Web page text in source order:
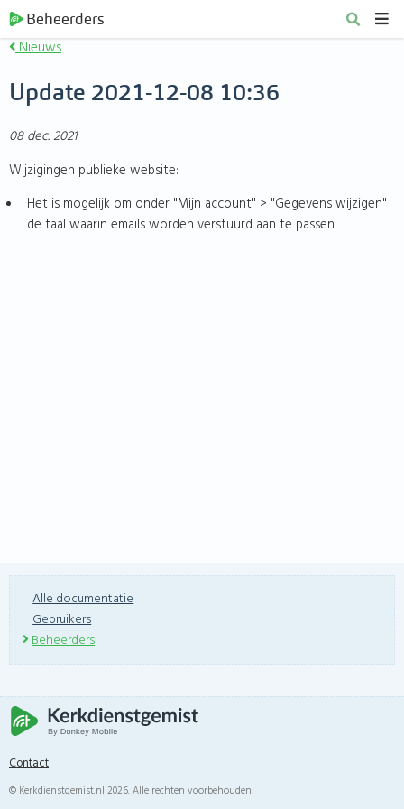
Beheerders
Nieuws
Update 2021-12-08 10:36
08 dec. 2021
Wijzigingen publieke website:
Het is mogelijk om onder "Mijn account" > "Gegevens wijzigen"
de taal waarin emails worden verstuurd aan te passen
Alle documentatie
Gebruikers
Beheerders
Contact
© Kerkdienstgemist.nl 2026. Alle rechten voorbehouden.